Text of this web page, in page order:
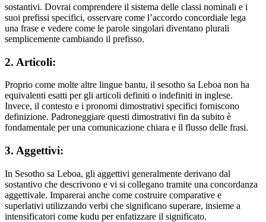
sostantivi. Dovrai comprendere il sistema delle classi nominali e i
suoi prefissi specifici, osservare come l’accordo concordiale lega
una frase e vedere come le parole singolari diventano plurali
semplicemente cambiando il prefisso.
2. Articoli:
Proprio come molte altre lingue bantu, il sesotho sa Leboa non ha
equivalenti esatti per gli articoli definiti o indefiniti in inglese.
Invece, il contesto e i pronomi dimostrativi specifici forniscono
definizione. Padroneggiare questi dimostrativi fin da subito è
fondamentale per una comunicazione chiara e il flusso delle frasi.
3. Aggettivi:
In Sesotho sa Leboa, gli aggettivi generalmente derivano dal
sostantivo che descrivono e vi si collegano tramite una concordanza
aggettivale. Imparerai anche come costruire comparative e
superlativi utilizzando verbi che significano superare, insieme a
intensificatori come kudu per enfatizzare il significato.